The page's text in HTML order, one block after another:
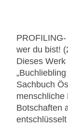
wer du bist!
Dieses
Sachbuch
menschliche
Botschaften